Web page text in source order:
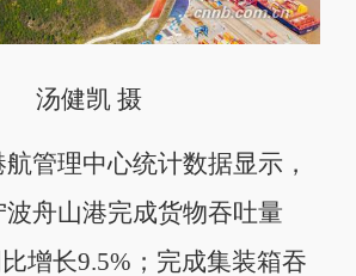
汤健凯 摄
理中心统计数据显示，
舟山港完成货物吞吐量
增长9.5%；完成集装箱吞